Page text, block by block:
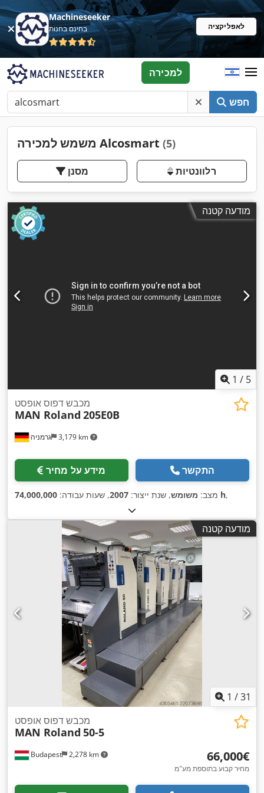
Machineseeker
בחינם בחנות לאפליקציה
חפש
למכירה
משמש למכירה Alcosmart (5)
מסנן רלוונטיות
מודעה קטנה
1 / 5
גרמניה 3,179 km
מכבש דפוס אופסט
MAN Roland 205E0B
מידע על מחיר התקשר
מצב: משומש, שנת ייצור: 2007, שעות עבודה: 74,000,000 h,
מודעה קטנה
1 /31
Budapest 2,278 km
מכבש דפוס אופסט
MAN Roland 50-5
‏66,000 ‏€
מחיר קבוע בתוספת מע"מ